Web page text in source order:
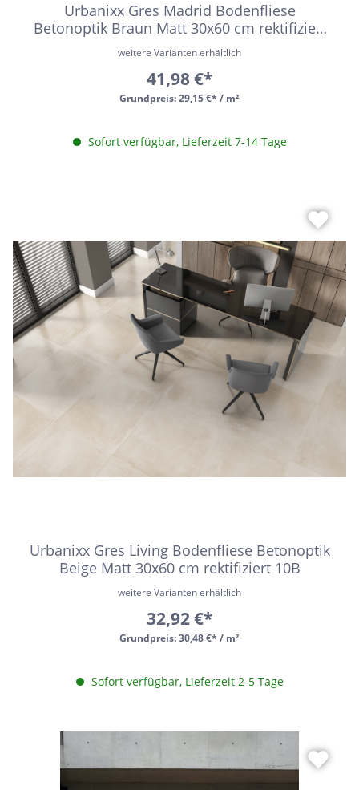
Urbanixx Gres Madrid Bodenfliese
Betonoptik Braun Matt 30x60 cm rektifiziert
R10A
Grundpreis:29,15 €* / m²
weitere Varianten erhältlich
41,98 €*
Sofort verfügbar, Lieferzeit 7-14 Tage
Urbanixx Gres Living Bodenfliese Betonoptik
Beige Matt 30x60 cm rektifiziert 10B
Grundpreis:30,48 €* / m²
weitere Varianten erhältlich
32,92 €*
Sofort verfügbar, Lieferzeit 2-5 Tage